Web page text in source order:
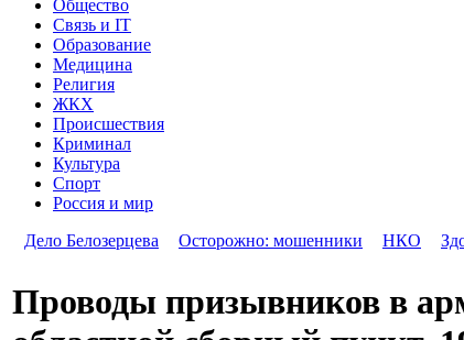
Общество
Связь и IT
Образование
Медицина
Религия
ЖКХ
Происшествия
Криминал
Культура
Спорт
Россия и мир
Дело Белозерцева
Осторожно: мошенники НКО
Проводы призывников в